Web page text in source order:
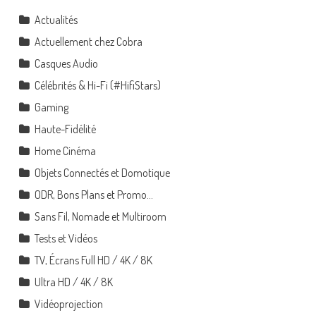
Actualités
Actuellement chez Cobra
Casques Audio
Célébrités & Hi-Fi (#HifiStars)
Gaming
Haute-Fidélité
Home Cinéma
Objets Connectés et Domotique
ODR, Bons Plans et Promo…
Sans Fil, Nomade et Multiroom
Tests et Vidéos
TV, Écrans Full HD / 4K / 8K
Ultra HD / 4K / 8K
Vidéoprojection